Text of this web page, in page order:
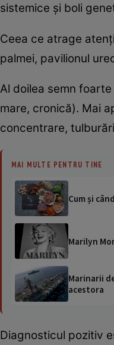
sistemice și boli
Ceea ce atrage
palmei, pavilionul
Al doilea semn
mare, cronică). Mai
concentrare,
MAI MULTE PENTRU TINE
Cum și
Marilyn
Marinarii
acestora
Diagnosticul pozitiv